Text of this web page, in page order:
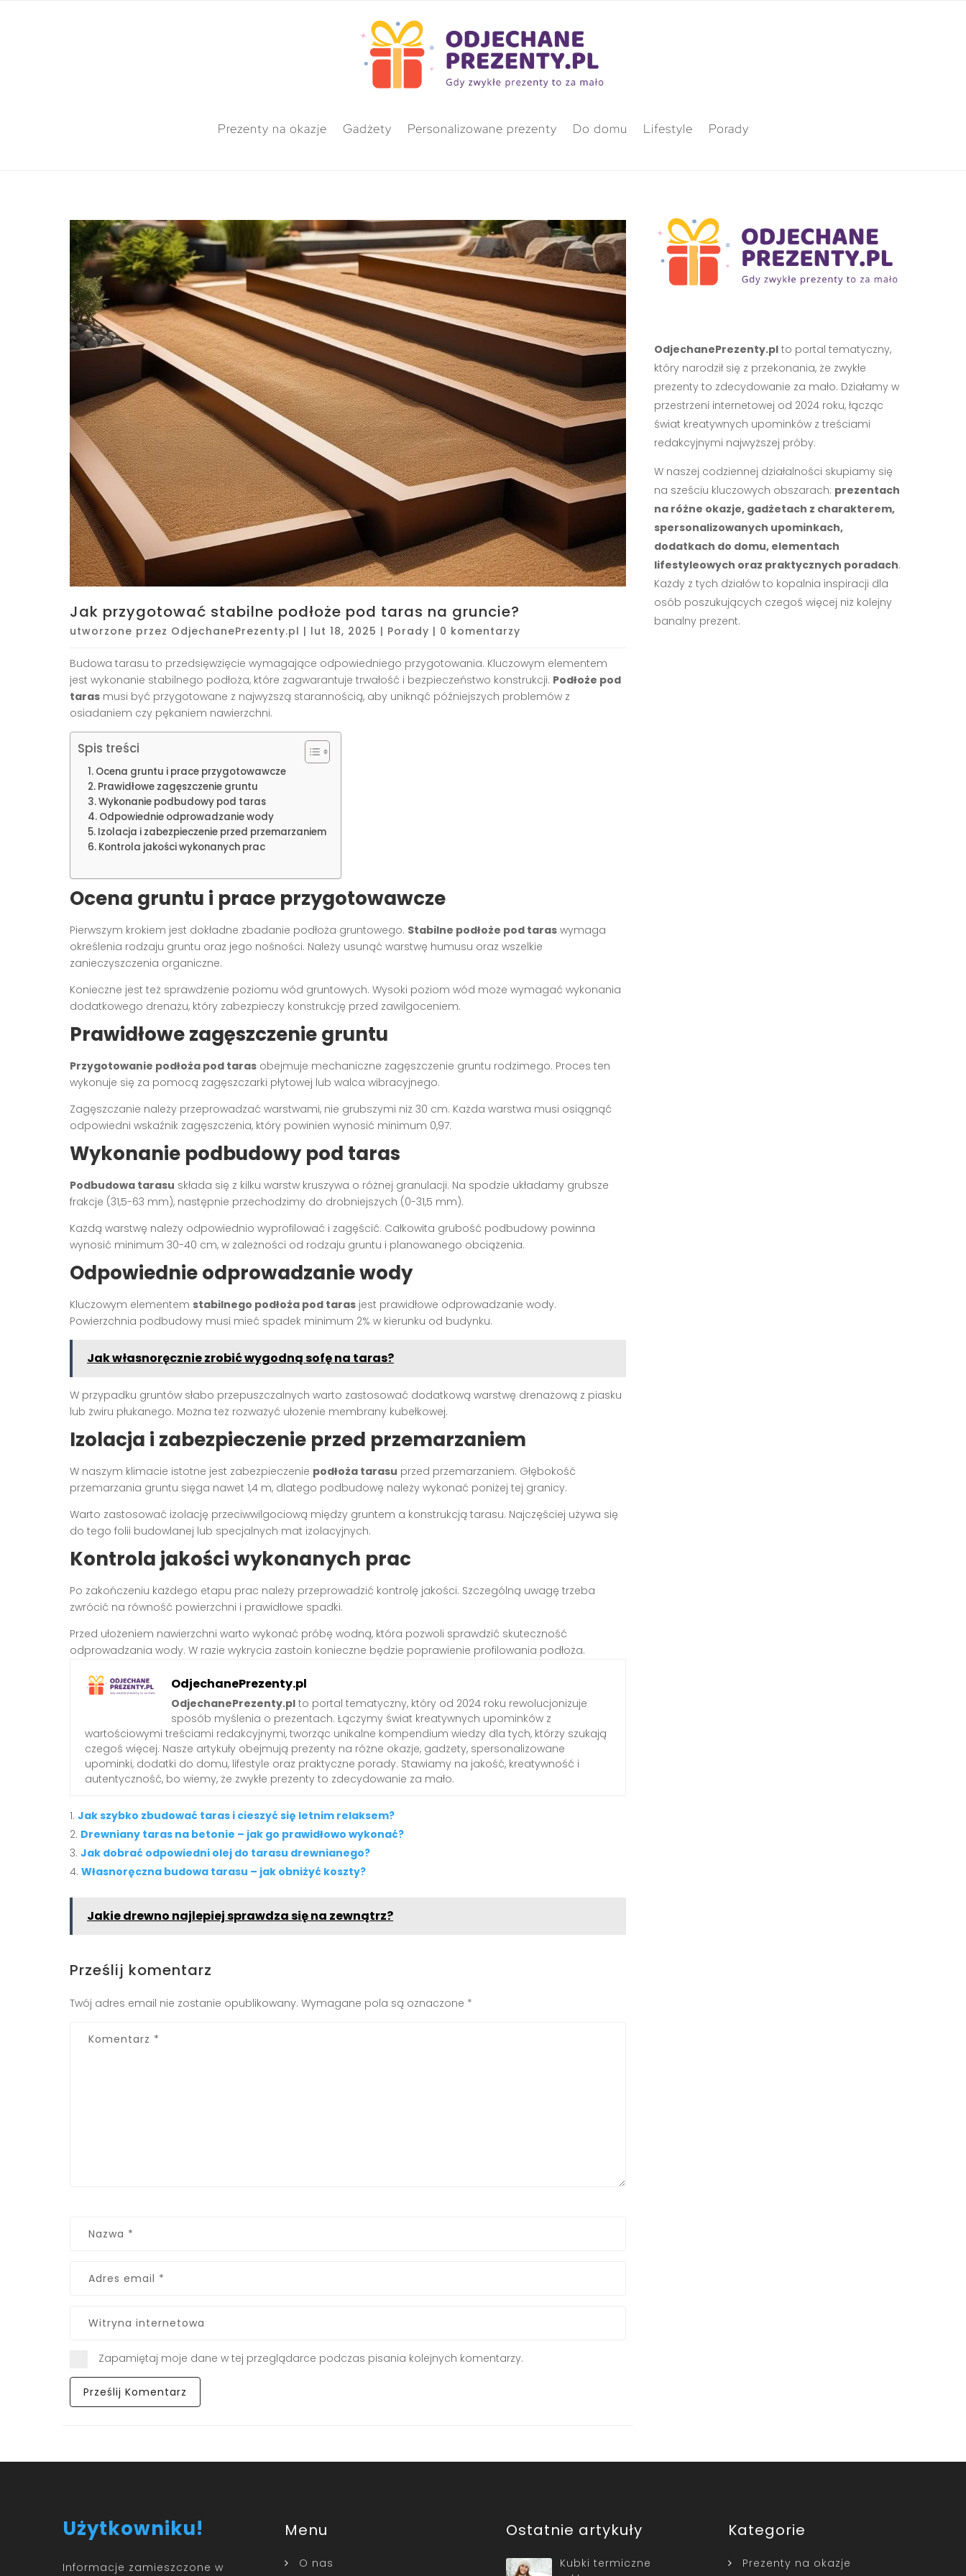
Prezenty na okazje Gadżety Personalizowane prezenty Do domu Lifestyle Porady
Jak przygotować stabilne podłoże pod taras na gruncie?
utworzone przez OdjechanePrezenty.pl | lut 18, 2025 | Porady | 0 komentarzy
Budowa tarasu to przedsięwzięcie wymagające odpowiedniego przygotowania. Kluczowym elementem
jest wykonanie stabilnego podłoża, które zagwarantuje trwałość i bezpieczeństwo konstrukcji. Podłoże pod
taras musi być przygotowane z najwyższą starannością, aby uniknąć późniejszych problemów z
osiadaniem czy pękaniem nawierzchni.
Spis treści
Ocena gruntu i prace przygotowawcze
Prawidłowe zagęszczenie gruntu
Wykonanie podbudowy pod taras
Odpowiednie odprowadzanie wody
Izolacja i zabezpieczenie przed przemarzaniem
Kontrola jakości wykonanych prac
Ocena gruntu i prace przygotowawcze
Pierwszym krokiem jest dokładne zbadanie podłoża gruntowego. Stabilne podłoże pod taras wymaga
określenia rodzaju gruntu oraz jego nośności. Należy usunąć warstwę humusu oraz wszelkie
zanieczyszczenia organiczne.
Konieczne jest też sprawdzenie poziomu wód gruntowych. Wysoki poziom wód może wymagać wykonania
dodatkowego drenażu, który zabezpieczy konstrukcję przed zawilgoceniem.
Prawidłowe zagęszczenie gruntu
Przygotowanie podłoża pod taras obejmuje mechaniczne zagęszczenie gruntu rodzimego. Proces ten
wykonuje się za pomocą zagęszczarki płytowej lub walca wibracyjnego.
Zagęszczanie należy przeprowadzać warstwami, nie grubszymi niż 30 cm. Każda warstwa musi osiągnąć
odpowiedni wskaźnik zagęszczenia, który powinien wynosić minimum 0,97.
Wykonanie podbudowy pod taras
Podbudowa tarasu składa się z kilku warstw kruszywa o różnej granulacji. Na spodzie układamy grubsze
frakcje (31,5-63 mm), następnie przechodzimy do drobniejszych (0-31,5 mm).
Każdą warstwę należy odpowiednio wyprofilować i zagęścić. Całkowita grubość podbudowy powinna
wynosić minimum 30-40 cm, w zależności od rodzaju gruntu i planowanego obciążenia.
Odpowiednie odprowadzanie wody
Kluczowym elementem stabilnego podłoża pod taras jest prawidłowe odprowadzanie wody.
Powierzchnia podbudowy musi mieć spadek minimum 2% w kierunku od budynku.
Jak własnoręcznie zrobić wygodną sofę na taras?
W przypadku gruntów słabo przepuszczalnych warto zastosować dodatkową warstwę drenażową z piasku
lub żwiru płukanego. Można też rozważyć ułożenie membrany kubełkowej.
Izolacja i zabezpieczenie przed przemarzaniem
W naszym klimacie istotne jest zabezpieczenie podłoża tarasu przed przemarzaniem. Głębokość
przemarzania gruntu sięga nawet 1,4 m, dlatego podbudowę należy wykonać poniżej tej granicy.
Warto zastosować izolację przeciwwilgociową między gruntem a konstrukcją tarasu. Najczęściej używa się
do tego folii budowlanej lub specjalnych mat izolacyjnych.
Kontrola jakości wykonanych prac
Po zakończeniu każdego etapu prac należy przeprowadzić kontrolę jakości. Szczególną uwagę trzeba
zwrócić na równość powierzchni i prawidłowe spadki.
Przed ułożeniem nawierzchni warto wykonać próbę wodną, która pozwoli sprawdzić skuteczność
odprowadzania wody. W razie wykrycia zastoin konieczne będzie poprawienie profilowania podłoża.
OdjechanePrezenty.pl
OdjechanePrezenty.pl to portal tematyczny, który od 2024 roku rewolucjonizuje
sposób myślenia o prezentach. Łączymy świat kreatywnych upominków z
wartościowymi treściami redakcyjnymi, tworząc unikalne kompendium wiedzy dla tych, którzy szukają
czegoś więcej. Nasze artykuły obejmują prezenty na różne okazje, gadżety, spersonalizowane
upominki, dodatki do domu, lifestyle oraz praktyczne porady. Stawiamy na jakość, kreatywność i
autentyczność, bo wiemy, że zwykłe prezenty to zdecydowanie za mało.
Jak szybko zbudować taras i cieszyć się letnim relaksem?
Drewniany taras na betonie – jak go prawidłowo wykonać?
Jak dobrać odpowiedni olej do tarasu drewnianego?
Własnoręczna budowa tarasu – jak obniżyć koszty?
Jakie drewno najlepiej sprawdza się na zewnątrz?
Prześlij komentarz
Twój adres email nie zostanie opublikowany. Wymagane pola są oznaczone *
Zapamiętaj moje dane w tej przeglądarce podczas pisania kolejnych komentarzy.
OdjechanePrezenty.plto portal tematyczny,
który narodził się z przekonania, że zwykłe
prezenty to zdecydowanie za mało. Działamy w
przestrzeni internetowej od 2024 roku, łącząc
świat kreatywnych upominków z treściami
redakcyjnymi najwyższej próby.
W naszej codziennej działalności skupiamy się
na sześciu kluczowych obszarach: prezentach
na różne okazje, gadżetach z charakterem,
spersonalizowanych upominkach,
dodatkach do domu, elementach
lifestyleowych oraz praktycznych poradach.
Każdy z tych działów to kopalnia inspiracji dla
osób poszukujących czegoś więcej niż kolejny
banalny prezent.
Użytkowniku!
Informacje zamieszczone w
Menu
O nas
Ostatnie artykuły
Kubki termiczne
Kategorie
Prezenty na okazje